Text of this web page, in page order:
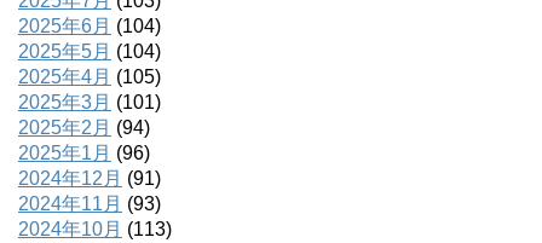
2025年6月 (104)
2025年5月 (104)
2025年4月 (105)
2025年3月 (101)
2025年2月 (94)
2025年1月 (96)
2024年12月 (91)
2024年11月 (93)
2024年10月 (113)